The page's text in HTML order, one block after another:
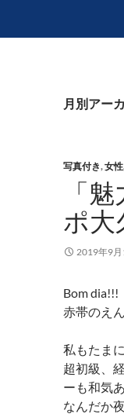
月別アー
写真付き,女性
「
ポ大
2019年9月
Bom dia!!!
赤帯のえ
私もたま
超初級、
ーも和気
なんだか